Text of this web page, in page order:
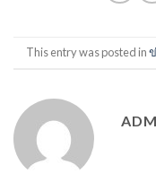
This entry was posted in